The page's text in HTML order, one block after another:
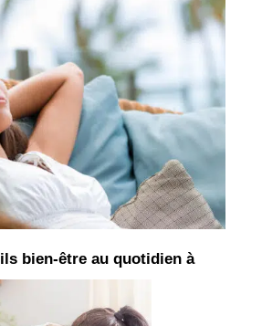
bien-être au quotidien à